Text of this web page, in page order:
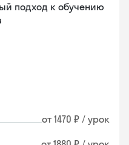
подход к обучению
от 1470 ₽ / урок